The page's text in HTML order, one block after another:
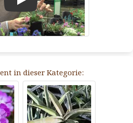
in dieser Kategorie: